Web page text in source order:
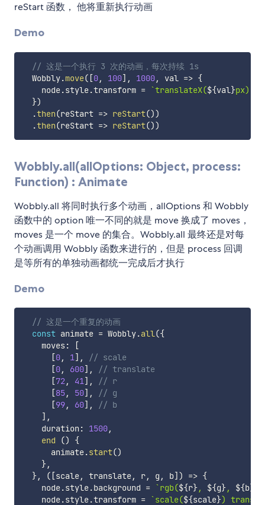
reStart 函数， 他将重新执行动画
Demo
// 这是一个执行 3 次的动画，每次持续 1s
  Wobbly
.move( [0, 100] , 1000, val => {
    node
.style.transform = `translateX(${val}px)
})
.then(reStart => reStart())
.then(reStart => reStart())
Wobbly.all(allOptions: Object, process:
Function) : Animate
Wobbly.all 将同时执行多个动画，allOptions 和 Wobbly
函数中的 option 唯一不同的就是 move 换成了 moves，
moves 是一个 move 的集合。Wobbly.all 最终还是对每
个动画调用 Wobbly 函数来进行的，但是 process 回调
是等所有的单独动画都统一完成后才执行
Demo
// 这是一个重复的动画
const animate = Wobbly.all({
    moves
:
[
[0, 1] ,
// scale
[0, 600] ,
// translate
[72, 41] ,
// r
[85, 50] ,
// g
[99, 60] ,
// b
] ,
    duration
: 1500,
end
()
{
      animate
.start()
},
}, ( [scale, translate, r, g , b] ) => {
    node
.style.background = `rgb(${r}, ${g}, ${b}
    node
.style.transform = `scale(${scale})